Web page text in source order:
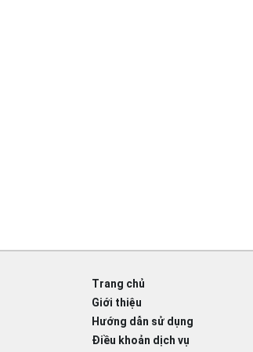
Trang chủ
Giới thiệu
Hướng dẫn sử dụng
Điều khoản dịch vụ